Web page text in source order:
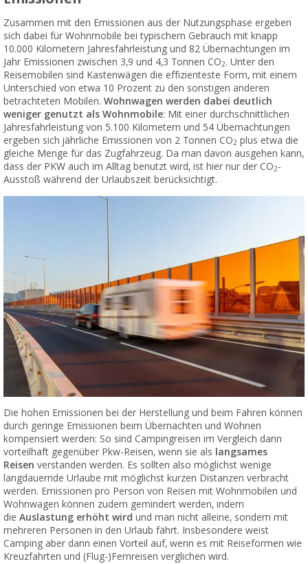
Zusammen mit den Emissionen aus der Nutzungsphase ergeben
sich dabei für Wohnmobile bei typischem Gebrauch mit knapp
10.000 Kilometern Jahresfahrleistung und 82 Übernachtungen im
Jahr Emissionen zwischen 3,9 und 4,3 Tonnen CO2. Unter den
Reisemobilen sind Kastenwägen die effizienteste Form, mit einem
Unterschied von etwa 10 Prozent zu den sonstigen anderen
betrachteten Mobilen. Wohnwagen werden dabei deutlich
weniger genutzt als Wohnmobile: Mit einer durchschnittlichen
Jahresfahrleistung von 5.100 Kilometern und 54 Übernachtungen
ergeben sich jährliche Emissionen von 2 Tonnen CO2 plus etwa die
gleiche Menge für das Zugfahrzeug. Da man davon ausgehen kann,
dass der PKW auch im Alltag benutzt wird, ist hier nur der CO2-
Ausstoß während der Urlaubszeit berücksichtigt.
Die hohen Emissionen bei der Herstellung und beim Fahren können
durch geringe Emissionen beim Übernachten und Wohnen
kompensiert werden: So sind Campingreisen im Vergleich dann
vorteilhaft gegenüber Pkw-Reisen, wenn sie als
langsames
Reisen verstanden werden. Es sollten also möglichst wenige
langdauernde Urlaube mit möglichst kurzen Distanzen verbracht
werden. Emissionen pro Person von Reisen mit Wohnmobilen und
Wohnwagen können zudem gemindert werden, indem
die Auslastung erhöht wird und man nicht alleine, sondern mit
mehreren Personen in den Urlaub fährt. Insbesondere weist
Camping aber dann einen Vorteil auf, wenn es mit Reiseformen wie
Kreuzfahrten und (Flug-)Fernreisen verglichen wird.